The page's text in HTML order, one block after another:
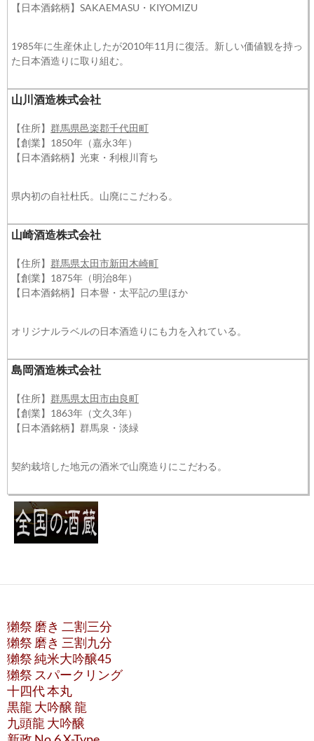
【日本酒銘柄】SAKAEMASU・KIYOMIZU
1985年に生産休止したが2010年11月に復活。新しい価値観を持っ
た日本酒造りに取り組む。
山川酒造株式会社
【住所】 群馬県邑楽郡千代田町
【創業】1850年（嘉永3年）
【日本酒銘柄】光東・利根川育ち
県内初の自社杜氏。山廃にこだわる。
山崎酒造株式会社
【住所】 群馬県太田市新田木崎町
【創業】1875年（明治8年）
【日本酒銘柄】日本譽・太平記の里ほか
オリジナルラベルの日本酒造りにも力を入れている。
島岡酒造株式会社
【住所】 群馬県太田市由良町
【創業】1863年（文久3年）
【日本酒銘柄】群馬泉・淡緑
契約栽培した地元の酒米で山廃造りにこだわる。
獺祭 磨き 二割三分
獺祭 磨き 三割九分
獺祭 純米大吟醸45
獺祭 スパークリング
十四代 本丸
黒龍 大吟醸 龍
九頭龍 大吟醸